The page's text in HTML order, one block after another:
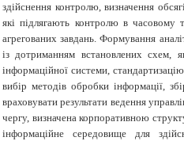
здійснення контролю, визначення
які підлягають контролю в часовому
агрегованих завдань. Формування
із дотриманням встановлених схем,
інформаційної системи,
вибір методів обробки інформації,
враховувати результати ведення
чергу, визначена корпоративною
інформаційне середовище для